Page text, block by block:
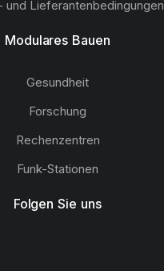
und Lieferantenbedingungen
Modulares Bauen
Gesundheit
Forschung
Rechenzentren
Funk-Stationen
Folgen Sie uns